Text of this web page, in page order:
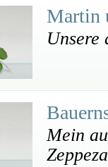
Martin
Unsere
Mein